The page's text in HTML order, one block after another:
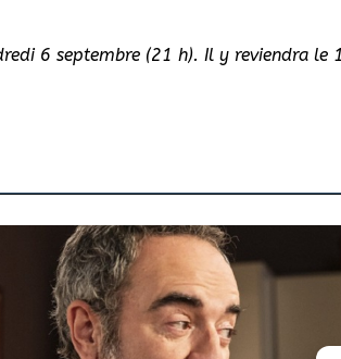
6 septembre (21 h). Il y reviendra